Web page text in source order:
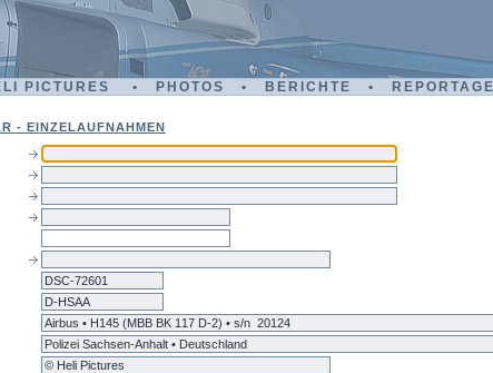
PICTURES • PHOTOS • BERICHTE •
- EINZELAUFNAHMEN